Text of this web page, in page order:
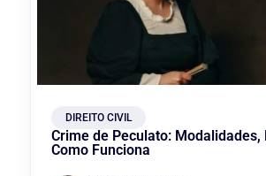
DIREITO CIVIL
Crime de Peculato: Modalidades,
Como Funciona